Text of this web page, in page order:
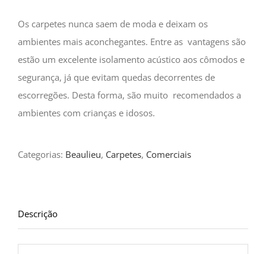
Os carpetes nunca saem de moda e deixam os
ambientes mais aconchegantes. Entre as vantagens são
estão um excelente isolamento acústico aos cômodos e
segurança, já que evitam quedas decorrentes de
escorregões. Desta forma, são muito recomendados a
ambientes com crianças e idosos.
Categorias: Beaulieu, Carpetes, Comerciais
Descrição